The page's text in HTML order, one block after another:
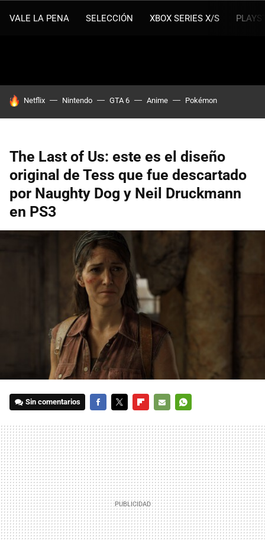
VALE LA PENA SELECCIÓN XBOX SERIES X/S
HOY SE HABLA DE
Netflix Nintendo GTA 6 Anime Pokémon
The Last of Us: este es el diseño
original de Tess que fue descartado
por Naughty Dog y Neil Druckmann
en PS3
Sin comentarios
MAIL